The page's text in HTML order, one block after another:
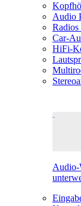
Audio
Car-
HiFi-
Audio-